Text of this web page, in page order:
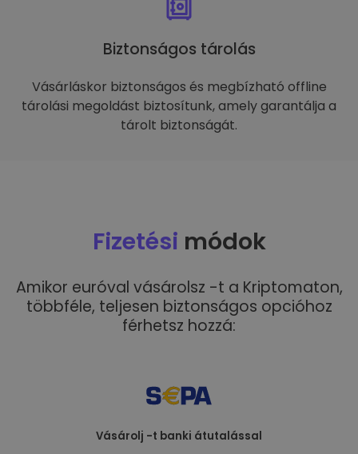
Biztonságos tárolás
Vásárláskor biztonságos és megbízható offline
tárolási megoldást biztosítunk, amely garantálja a
tárolt biztonságát.
Fizetési módok
Amikor euróval vásárolsz -t a Kriptomaton,
többféle, teljesen biztonságos opcióhoz
férhetsz hozzá:
Vásárolj -t banki átutalással